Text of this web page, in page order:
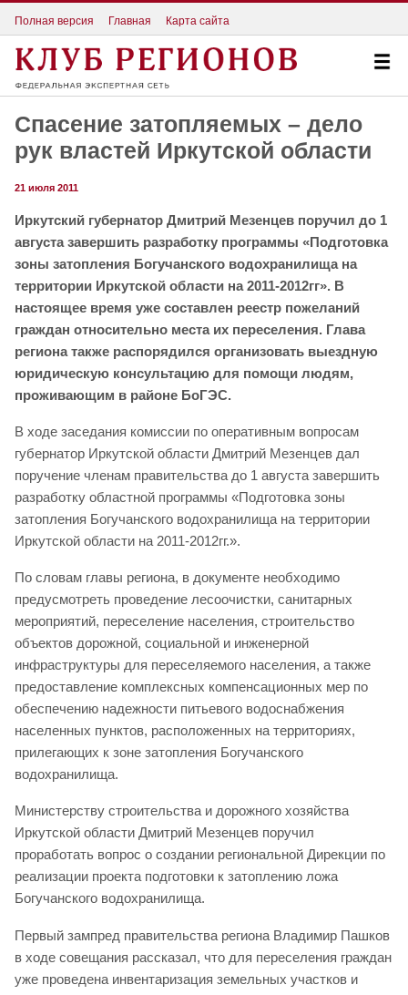
Полная версия Главная Карта сайта
Спасение затопляемых – дело
рук властей Иркутской области
21 июля 2011
Иркутский губернатор Дмитрий Мезенцев поручил до 1
августа завершить разработку программы «Подготовка
зоны затопления Богучанского водохранилища на
территории Иркутской области на 2011-2012гг». В
настоящее время уже составлен реестр пожеланий
граждан относительно места их переселения. Глава
региона также распорядился организовать выездную
юридическую консультацию для помощи людям,
проживающим в районе БоГЭС.
В ходе заседания комиссии по оперативным вопросам
губернатор Иркутской области Дмитрий Мезенцев дал
поручение членам правительства до 1 августа завершить
разработку областной программы «Подготовка зоны
затопления Богучанского водохранилища на территории
Иркутской области на 2011-2012гг.».
По словам главы региона, в документе необходимо
предусмотреть проведение лесоочистки, санитарных
мероприятий, переселение населения, строительство
объектов дорожной, социальной и инженерной
инфраструктуры для переселяемого населения, а также
предоставление комплексных компенсационных мер по
обеспечению надежности питьевого водоснабжения
населенных пунктов, расположенных на территориях,
прилегающих к зоне затопления Богучанского
водохранилища.
Министерству строительства и дорожного хозяйства
Иркутской области Дмитрий Мезенцев поручил
проработать вопрос о создании региональной Дирекции по
реализации проекта подготовки к затоплению ложа
Богучанского водохранилища.
Первый зампред правительства региона Владимир Пашков
в ходе совещания рассказал, что для переселения граждан
уже проведена инвентаризация земельных участков и